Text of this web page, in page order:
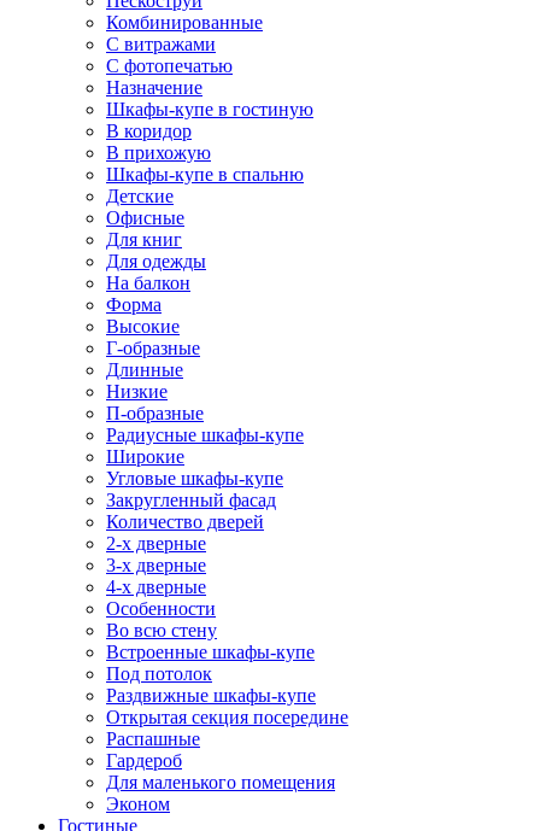
Комбинированные
С витражами
С фотопечатью
Назначение
Шкафы-купе в гостиную
В коридор
В прихожую
Шкафы-купе в спальню
Детские
Офисные
Для книг
Для одежды
На балкон
Форма
Высокие
Г-образные
Длинные
Низкие
П-образные
Радиусные шкафы-купе
Широкие
Угловые шкафы-купе
Закругленный фасад
Количество дверей
2-х дверные
3-х дверные
4-х дверные
Особенности
Во всю стену
Встроенные шкафы-купе
Под потолок
Раздвижные шкафы-купе
Открытая секция посередине
Распашные
Гардероб
Для маленького помещения
Эконом
Гостиные